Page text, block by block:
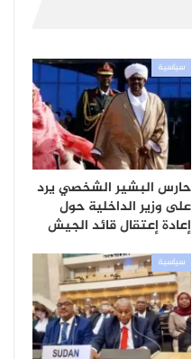
سياسية
حارس البشير الشخصي يرد
على وزير الداخلية حول
إعادة إعتقال قائد الجيش
سياسية